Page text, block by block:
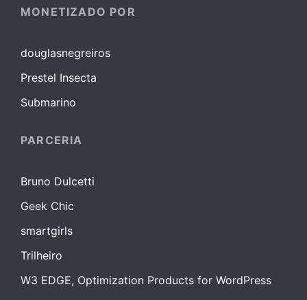
MONETIZADO POR
douglasnegreiros
Prestel Insecta
Submarino
PARCERIA
Bruno Dulcetti
Geek Chic
smartgirls
Trilheiro
W3 EDGE, Optimization Products for WordPress